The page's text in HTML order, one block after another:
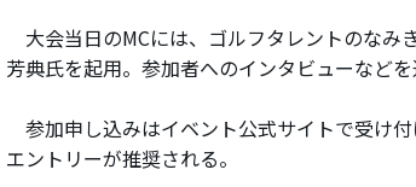
大会当日のMCには、ゴルフタレントのなみ
芳典氏を起用。参加者へのインタビューなどを
参加申し込みはイベント公式サイトで受け
エントリーが推奨される。